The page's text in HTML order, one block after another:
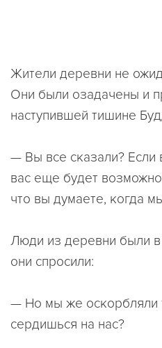
Жители деревни не
Они были озадачены и
наступившей тишине
— Вы все сказали? Если
вас еще будет
что вы думаете, когда
Люди из деревни были
они спросили:
— Но мы же оскорбляли
сердишься на нас?